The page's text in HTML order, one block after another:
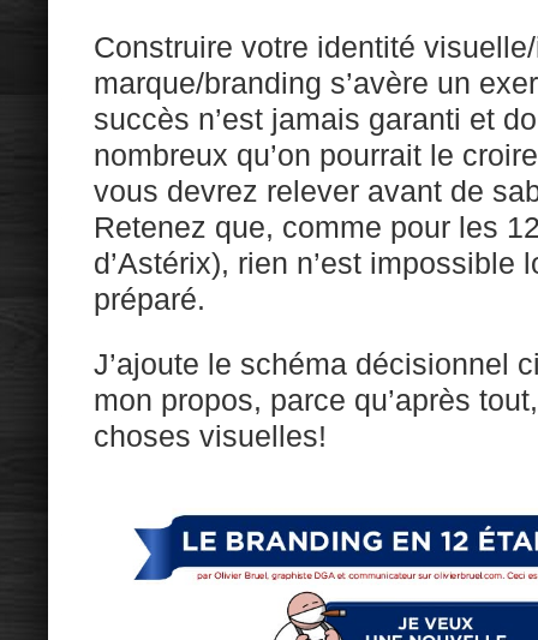
Construire votre identité
marque/branding s’avère un
succès n’est jamais garanti et
nombreux qu’on pourrait le
vous devrez relever avant de
Retenez que, comme pour les
d’Astérix), rien n’est impossible
préparé.
J’ajoute le schéma décisionnel
mon propos, parce qu’après
choses visuelles!